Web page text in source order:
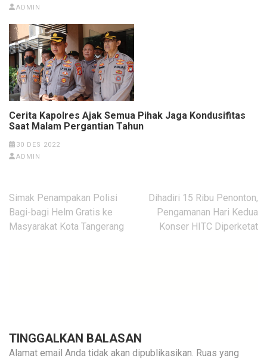
ADMIN
Cerita Kapolres Ajak Semua Pihak Jaga Kondusifitas
Saat Malam Pergantian Tahun
30 DES 2022
ADMIN
Navigasi
pos
Simak Penampakan Polisi
Bagi-bagi Helm Gratis ke
Masyarakat Kota Tangerang
Dihadiri 15 Ribu Penonton,
Pengamanan Hari Kedua
Konser HITC Diperketat
TINGGALKAN BALASAN
Alamat email Anda tidak akan dipublikasikan. Ruas yang